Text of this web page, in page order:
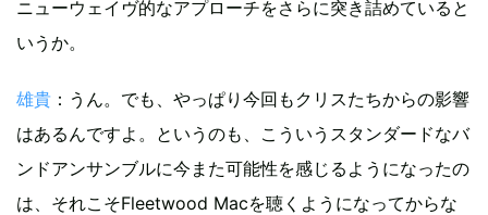
ニューウェイヴ的なアプローチをさらに突き詰めていると
いうか。
雄貴 ：うん。でも、やっぱり今回もクリスたちからの影響
はあるんですよ。というのも、こういうスタンダードなバ
ンドアンサンブルに今また可能性を感じるようになったの
は、それこそFleetwood Macを聴くようになってからな